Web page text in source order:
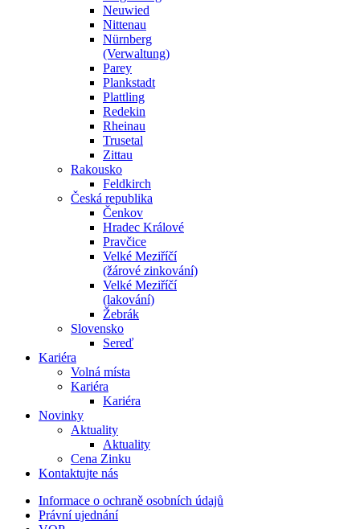
Neuwied
Nittenau
Nürnberg
(Verwaltung)
Parey
Plankstadt
Plattling
Redekin
Rheinau
Trusetal
Zittau
Rakousko
Feldkirch
Česká republika
Čenkov
Hradec Králové
Pravčice
Velké Meziříčí
(žárové zinkování)
Velké Meziříčí
(lakování)
Žebrák
Slovensko
Sereď
Kariéra
Volná místa
Kariéra
Kariéra
Novinky
Aktuality
Aktuality
Cena Zinku
Kontaktujte nás
Informace o ochraně osobních údajů
Právní ujednání